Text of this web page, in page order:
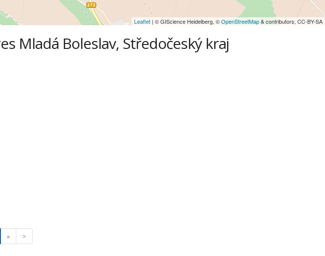
Leaflet | © GIScience Heidelberg, ©OpenStreetMap& contributors, CC-BY-SA
Mladá Boleslav, Středočeský kraj
» >